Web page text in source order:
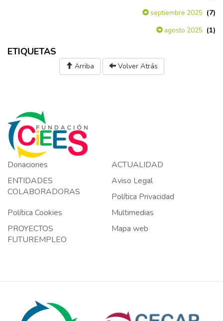
septiembre 2025 (7)
agosto 2025 (1)
ETIQUETAS
Arriba Volver Atrás
Donaciones
ACTUALIDAD
ENTIDADES
COLABORADORAS
Aviso Legal
Política Privacidad
Política Cookies
Multimedias
PROYECTOS
FUTUREMPLEO
Mapa web